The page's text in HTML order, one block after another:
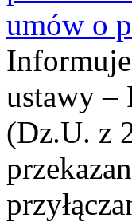
umów o
ustawy –
(Dz.U. z